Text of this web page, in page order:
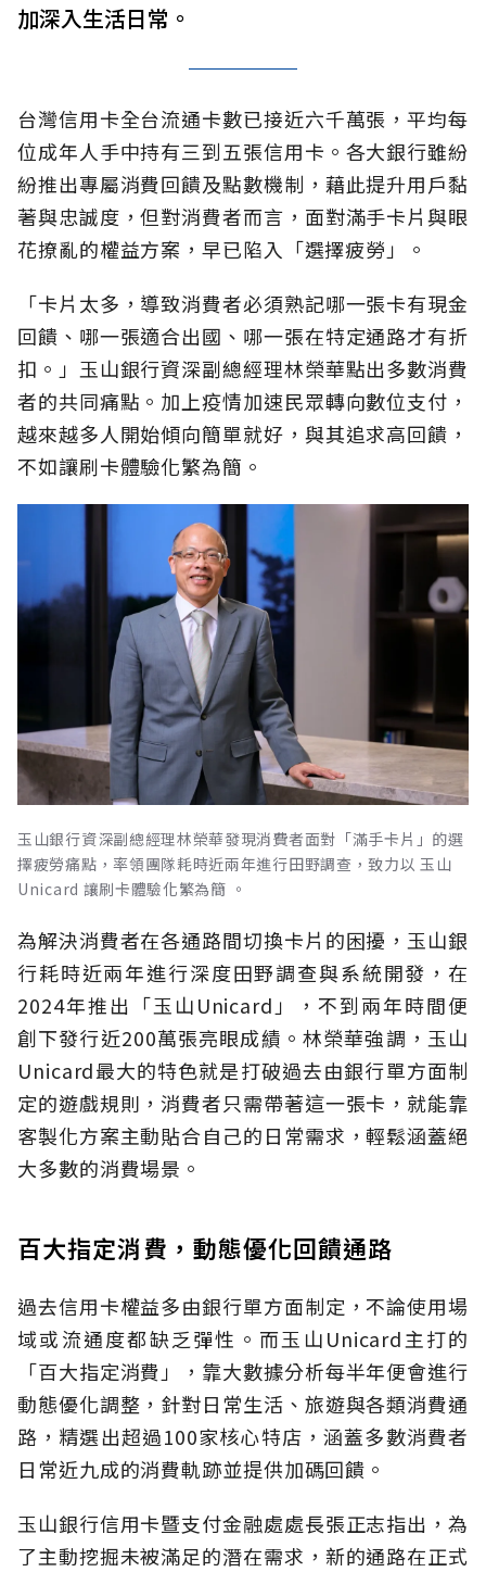
加深入生活日常。
台灣信用卡全台流通卡數已接近六千萬張，平均每
位成年人手中持有三到五張信用卡。各大銀行雖紛
紛推出專屬消費回饋及點數機制，藉此提升用戶黏
著與忠誠度，但對消費者而言，面對滿手卡片與眼
花撩亂的權益方案，早已陷入「選擇疲勞」。
「卡片太多，導致消費者必須熟記哪一張卡有現金
回饋、哪一張適合出國、哪一張在特定通路才有折
扣。」玉山銀行資深副總經理林榮華點出多數消費
者的共同痛點。加上疫情加速民眾轉向數位支付，
越來越多人開始傾向簡單就好，與其追求高回饋，
不如讓刷卡體驗化繁為簡。
玉山銀行資深副總經理林榮華發現消費者面對「滿手卡片」的選
擇疲勞痛點，率領團隊耗時近兩年進行田野調查，致力以 玉山
Unicard 讓刷卡體驗化繁為簡 。
為解決消費者在各通路間切換卡片的困擾，玉山銀
行耗時近兩年進行深度田野調查與系統開發，在
2024年推出「玉山Unicard」，不到兩年時間便
創下發行近200萬張亮眼成績。林榮華強調，玉山
Unicard最大的特色就是打破過去由銀行單方面制
定的遊戲規則，消費者只需帶著這一張卡，就能靠
客製化方案主動貼合自己的日常需求，輕鬆涵蓋絕
大多數的消費場景。
百大指定消費，動態優化回饋通路
過去信用卡權益多由銀行單方面制定，不論使用場
域或流通度都缺乏彈性。而玉山Unicard主打的
「百大指定消費」，靠大數據分析每半年便會進行
動態優化調整，針對日常生活、旅遊與各類消費通
路，精選出超過100家核心特店，涵蓋多數消費者
日常近九成的消費軌跡並提供加碼回饋。
玉山銀行信用卡暨支付金融處處長張正志指出，為
了主動挖掘未被滿足的潛在需求，新的通路在正式